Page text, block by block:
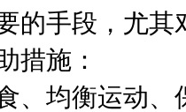
的手段，尤其
措施：
、均衡运动